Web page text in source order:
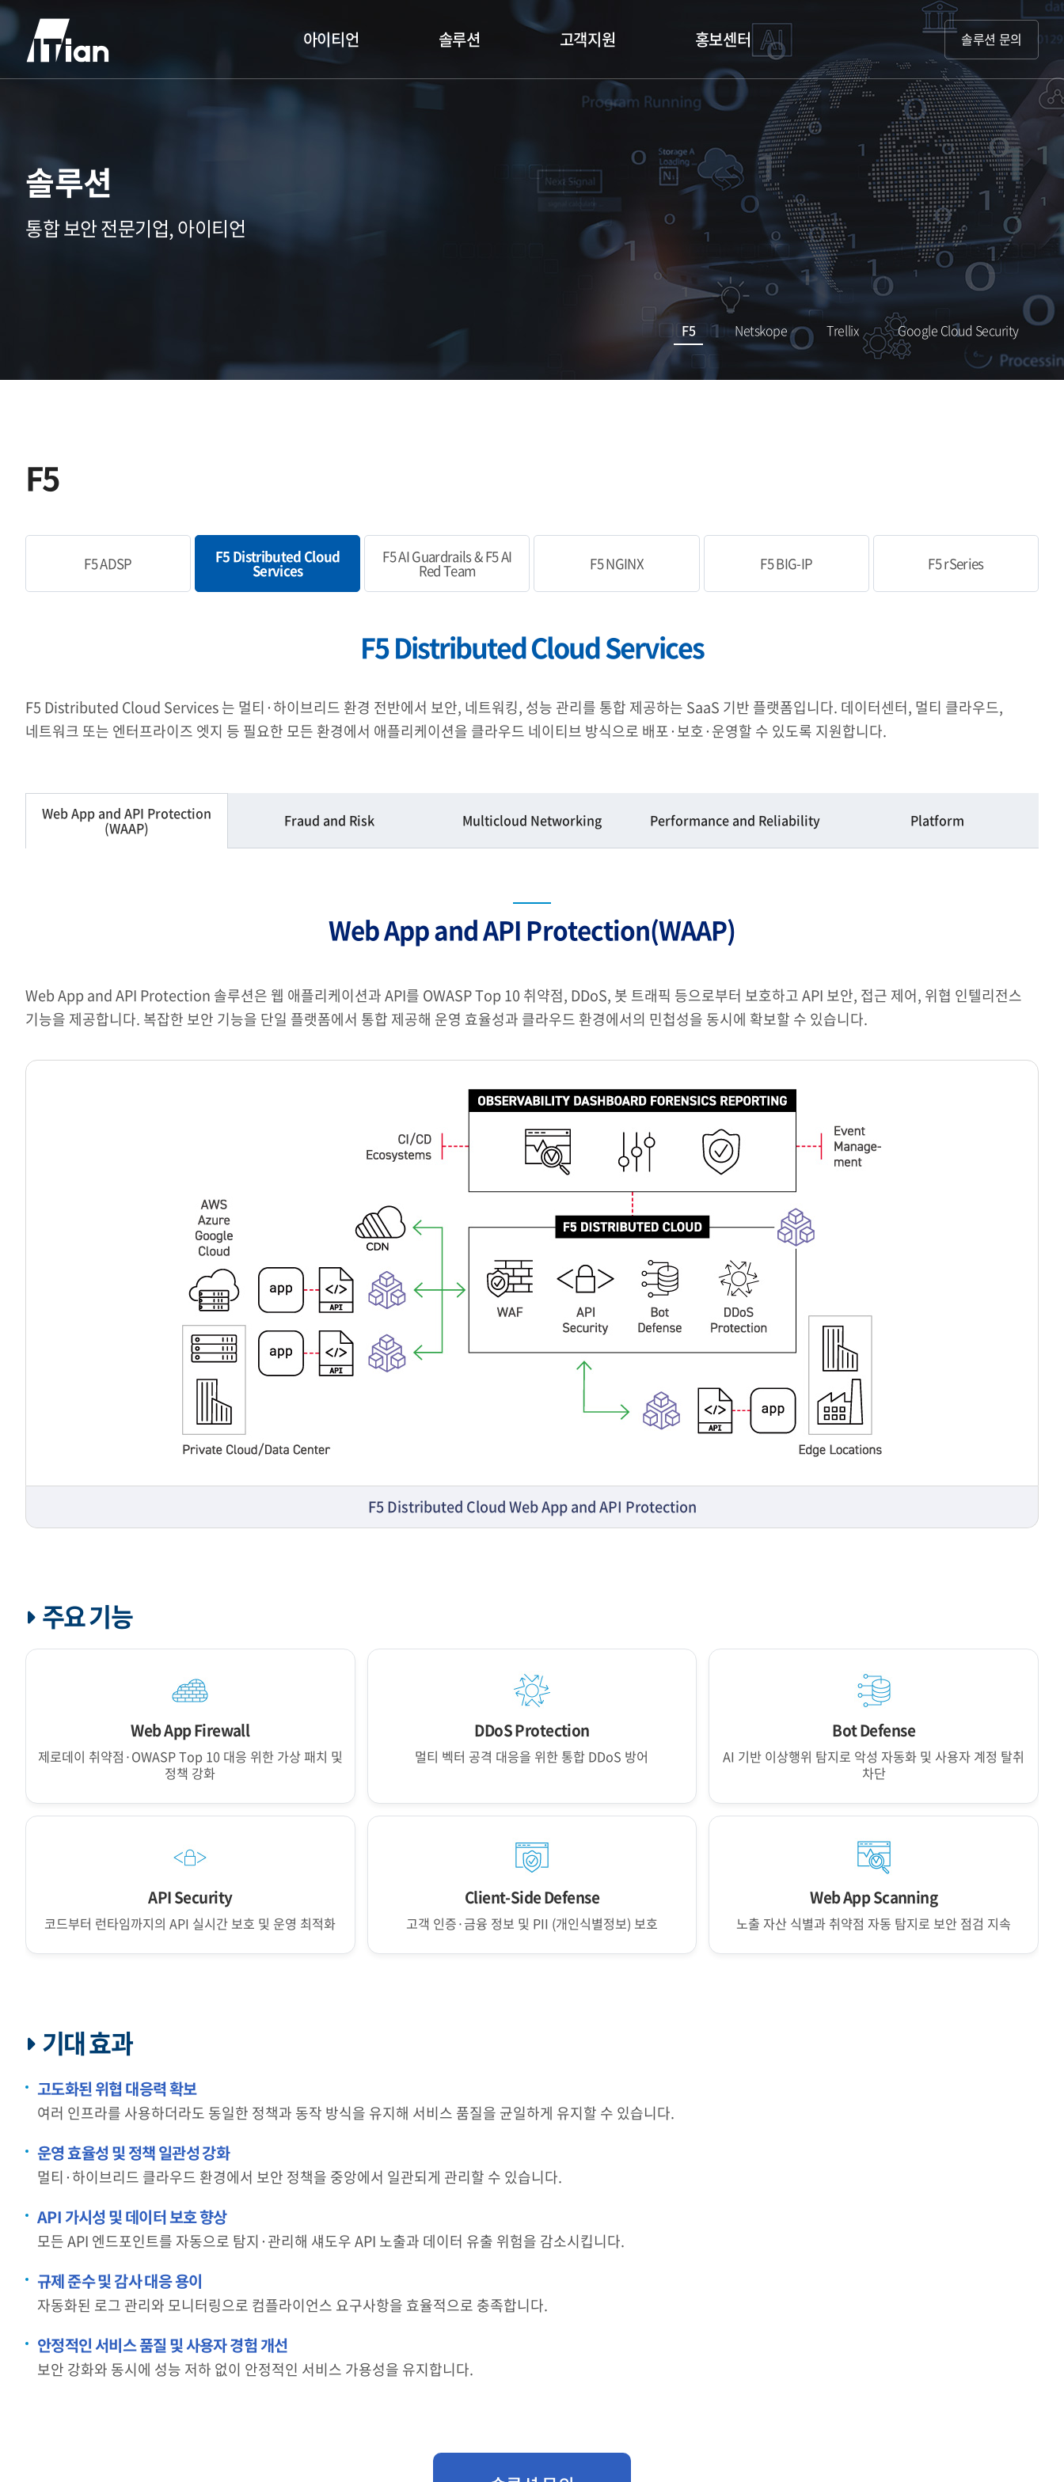
아이티언 솔루션 고객지원 홍보센터 솔루션 문의
솔루션
통합 보안 전문기업, 아이티언
F5 Netskope Trellix Google Cloud Security
F5
F5 ADSP F5 Distributed Cloud
Services
F5 AI Guardrails & F5 AI
Red Team F5 NGINX F5 BIG-IP F5 rSeries
F5 Distributed Cloud Services
F5 Distributed Cloud Services 는 멀티·하이브리드 환경 전반에서 보안, 네트워킹, 성능 관리를 통합 제공하는 SaaS 기반 플랫폼입니다. 데이터센터, 멀티 클라우드,
네트워크 또는 엔터프라이즈 엣지 등 필요한 모든 환경에서 애플리케이션을 클라우드 네이티브 방식으로 배포·보호·운영할 수 있도록 지원합니다.
Web App and API Protection
(WAAP) Fraud and Risk Multicloud Networking Performance and Reliability Platform
Web App and API Protection(WAAP)
Web App and API Protection 솔루션은 웹 애플리케이션과 API를 OWASP Top 10 취약점, DDoS, 봇 트래픽 등으로부터 보호하고 API 보안, 접근 제어, 위협 인텔리전스
기능을 제공합니다. 복잡한 보안 기능을 단일 플랫폼에서 통합 제공해 운영 효율성과 클라우드 환경에서의 민첩성을 동시에 확보할 수 있습니다.
F5 Distributed Cloud Web App and API Protection
주요 기능
Web App Firewall
제로데이 취약점·OWASP Top 10 대응 위한 가상 패치 및
정책 강화
DDoS Protection
멀티 벡터 공격 대응을 위한 통합 DDoS 방어
Bot Defense
AI 기반 이상행위 탐지로 악성 자동화 및 사용자 계정 탈취
차단
API Security
코드부터 런타임까지의 API 실시간 보호 및 운영 최적화
Client-Side Defense
고객 인증·금융 정보 및 PII (개인식별정보) 보호
Web App Scanning
노출 자산 식별과 취약점 자동 탐지로 보안 점검 지속
기대 효과
고도화된 위협 대응력 확보
여러 인프라를 사용하더라도 동일한 정책과 동작 방식을 유지해 서비스 품질을 균일하게 유지할 수 있습니다.
운영 효율성 및 정책 일관성 강화
멀티·하이브리드 클라우드 환경에서 보안 정책을 중앙에서 일관되게 관리할 수 있습니다.
API 가시성 및 데이터 보호 향상
모든 API 엔드포인트를 자동으로 탐지·관리해 섀도우 API 노출과 데이터 유출 위험을 감소시킵니다.
규제 준수 및 감사 대응 용이
자동화된 로그 관리와 모니터링으로 컴플라이언스 요구사항을 효율적으로 충족합니다.
안정적인 서비스 품질 및 사용자 경험 개선
보안 강화와 동시에 성능 저하 없이 안정적인 서비스 가용성을 유지합니다.